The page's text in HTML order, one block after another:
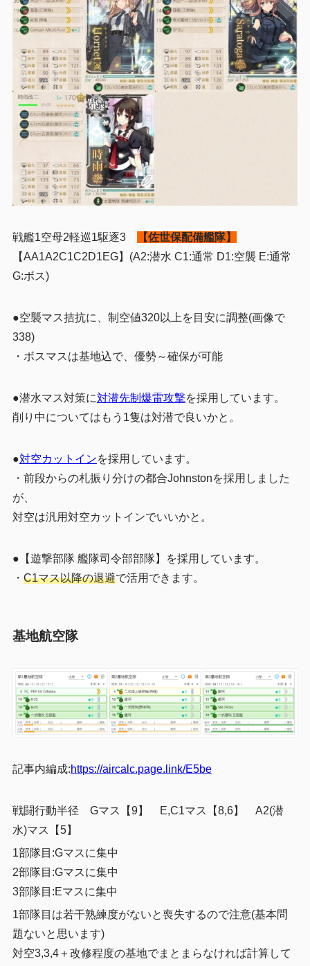
戦艦1空母2軽巡1駆逐3
【佐世保配備艦隊】
【AA1A2C1C2D1EG】(A2:潜水 C1:通常 D1:空襲 E:通常
G:ボス)
●空襲マス拮抗に、制空値320以上を目安に調整(画像で
338)
・ボスマスは基地込で、優勢～確保が可能
●潜水マス対策に対潜先制爆雷攻撃を採用しています。
削り中についてはもう1隻は対潜で良いかと。
●対空カットインを採用しています。
・前段からの札振り分けの都合Johnstonを採用しました
が、
対空は汎用対空カットインでいいかと。
●【遊撃部隊 艦隊司令部部隊】を採用しています。
・ C1マス以降の退避で活用できます。
基地航空隊
記事内編成:https://aircalc.page.link/E5be
戦闘行動半径 Gマス【9】 E,C1マス【8,6】 A2(潜
水)マス【5】
1部隊目:Gマスに集中
2部隊目:Gマスに集中
3部隊目:Eマスに集中
1部隊目は若干熟練度がないと喪失するので注意(基本問
題ないと思います)
対空3,3,4＋改修程度の基地でまとまらなければ計算して